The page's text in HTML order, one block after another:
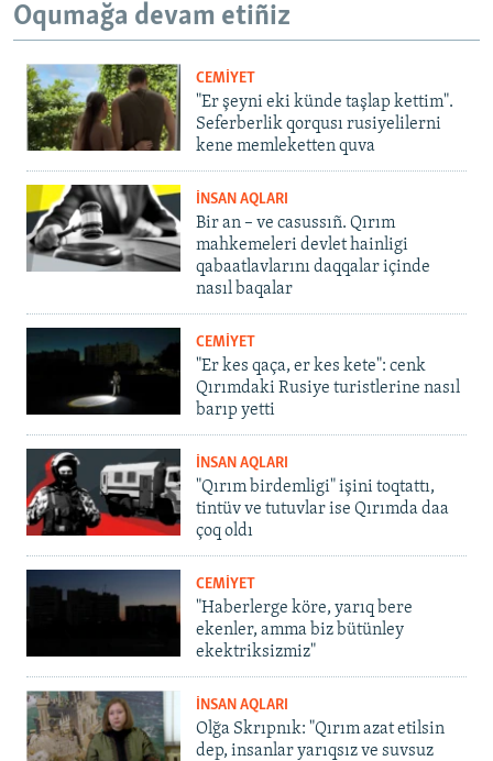
Oqumağa devam etiñiz
CEMİYET
"Er şeyni eki künde taşlap kettim".
Seferberlik qorqusı rusiyelilerni
kene memleketten quva
İNSAN AQLARI
Bir an – ve casussıñ. Qırım
mahkemeleri devlet hainligi
qabaatlavlarını daqqalar içinde
nasıl baqalar
CEMİYET
"Er kes qaça, er kes kete": cenk
Qırımdaki Rusiye turistlerine nasıl
barıp yetti
İNSAN AQLARI
"Qırım birdemligi" işini toqtattı,
tintüv ve tutuvlar ise Qırımda daa
çoq oldı
CEMİYET
"Haberlerge köre, yarıq bere
ekenler, amma biz bütünley
ekektriksizmiz"
İNSAN AQLARI
Olğa Skrıpnık: "Qırım azat etilsin
dep, insanlar yarıqsız ve suvsuz